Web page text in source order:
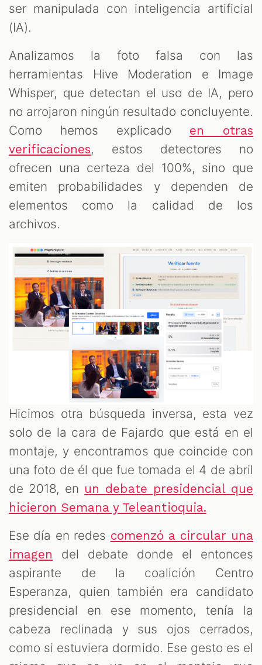
ser manipulada con inteligencia artificial
(IA).
Analizamos la foto falsa con las
herramientas Hive Moderation e Image
Whisper, que detectan el uso de IA, pero
no arrojaron ningún resultado concluyente.
Como hemos explicado en otras
verificaciones, estos detectores no
ofrecen una certeza del 100%, sino que
emiten probabilidades y dependen de
elementos como la calidad de los
archivos.
Hicimos otra búsqueda inversa, esta vez
solo de la cara de Fajardo que está en el
montaje, y encontramos que coincide con
una foto de él que fue tomada el 4 de abril
de 2018, en un debate presidencial que
hicieron Semana y Teleantioquia.
Ese día en redes comenzó a circular una
imagen
del debate donde el entonces
aspirante de la coalición Centro
Esperanza, quien también era candidato
presidencial en ese momento, tenía la
cabeza reclinada y sus ojos cerrados,
como si estuviera dormido. Ese gesto es el